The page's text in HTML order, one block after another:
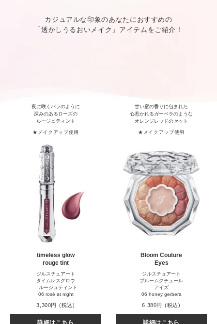
カジュアルな印象のあなたにおすすめの
「透かしうるおいメイク」アイテムをご紹介！
夜に咲くバラのように
深みのあるローズの
ルージュティント
★メイクアップ使用
timeless glow
rouge tint
ジルスチュアート
タイムレスグロウ
ルージュティント
06 rosé at night
3,300円 (税込)
詳細はこちら
甘い蜜の香りに包まれた
心惹かれるガーベラのような
オレンジレッドのセット
★メイクアップ使用
Bloom Couture
Eyes
ジルスチュアート
ブルームクチュール
アイズ
06 honey gerbera
6,380円 (税込)
詳細はこちら